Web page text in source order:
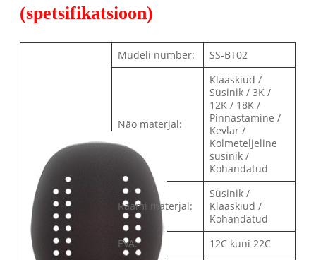
(spetsifikatsioon)
Mudeli number: SS-BT02
Näo materjal:
Klaaskiud /
Süsinik / 3K /
12K / 18K /
Pinnastamine /
Kevlar /
Kolmeteljeline
süsinik /
Kohandatud
Raami materjal:
Süsinik /
Klaaskiud /
Kohandatud
EVA:
12C kuni 22C